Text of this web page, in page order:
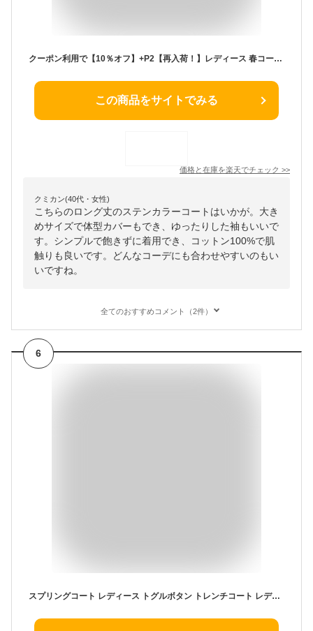
クーポン利用で【10％オフ】+P2【再入荷！】レディース 春コート アウター ステンカラーコート 高密度コットン 軽めアウター ロング丈 綺麗目 通勤 裏なし ジャケット スプリングコート 1519-7017 カーキ ベージュ ブラック グレンチェック 春 春物 新生活
この商品をサイトでみる
価格と在庫を楽天でチェック >>
クミカン(40代・女性)
こちらのロング丈のステンカラーコートはいかが。大き
めサイズで体型カバーもでき、ゆったりした袖もいいで
す。シンプルで飽きずに着用でき、コットン100%で肌
触りも良いです。どんなコーデにも合わせやすいのもい
いですね。
全てのおすすめコメント（2件）
6
スプリングコート レディース トグルボタン トレンチコート レディース 春 春コート アウター 春物 春服 コート 無地 ロングコート 長袖 トレンチ フード付き 大きいサイズ おしゃれ きれいめ 体型カバー 上品 通勤 20代 30代 40代 50代 送料無料 ベージュ 紺色